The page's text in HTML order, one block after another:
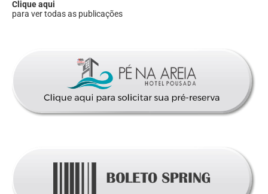
Clique aqui
para ver todas as publicações